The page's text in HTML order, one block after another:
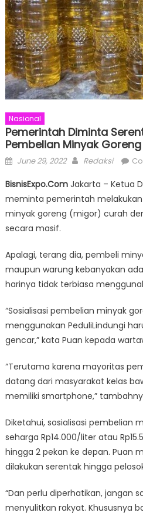
Nasional
Pemerintah Diminta
Pembelian Minyak
Posted
June 29, 2022 Author
Redaksi
BisnisExpo.ComJakarta – Ketua
meminta pemerintah melakukan
minyak goreng (migor) curah
secara masif.
Apalagi, terang dia, pembeli
maupun warung kebanyakan
harinya tidak terbiasa
“Sosialisasi pembelian minyak
menggunakan PeduliLindungi
gencar,” kata Puan kepada
“Terutama karena mayoritas
datang dari masyarakat kelas
memiliki smartphone,”
Diketahui, sosialisasi pembelian
seharga Rp14.000/liter atau
hingga 2 pekan ke depan. Puan
dilakukan serentak hingga
“Dan perlu diperhatikan, jangan
menyulitkan rakyat. Khususnya